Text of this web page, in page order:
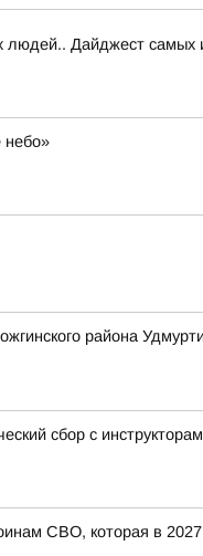
Дайджест самых
небо»
района
сбор с
СВО, которая в 2027